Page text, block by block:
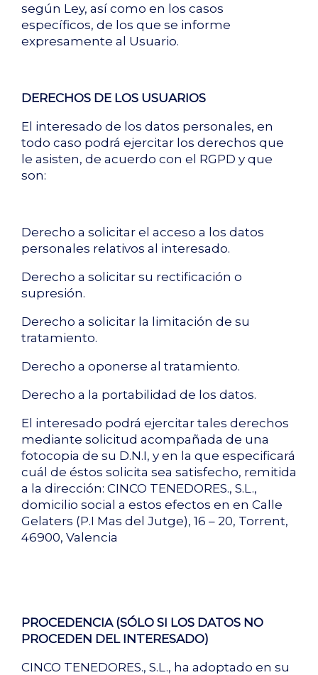
según Ley, así como en los casos
específicos, de los que se informe
expresamente al Usuario.
DERECHOS DE LOS USUARIOS
El interesado de los datos personales, en
todo caso podrá ejercitar los derechos que
le asisten, de acuerdo con el RGPD y que
son:
Derecho a solicitar el acceso a los datos
personales relativos al interesado.
Derecho a solicitar su rectificación o
supresión.
Derecho a solicitar la limitación de su
tratamiento.
Derecho a oponerse al tratamiento.
Derecho a la portabilidad de los datos.
El interesado podrá ejercitar tales derechos
mediante solicitud acompañada de una
fotocopia de su D.N.I, y en la que especificará
cuál de éstos solicita sea satisfecho, remitida
a la dirección: CINCO TENEDORES., S.L.,
domicilio social a estos efectos en en Calle
Gelaters (P.I Mas del Jutge), 16 – 20, Torrent,
46900, Valencia
PROCEDENCIA (SÓLO SI LOS DATOS NO
PROCEDEN DEL INTERESADO)
CINCO TENEDORES., S.L., ha adoptado en su